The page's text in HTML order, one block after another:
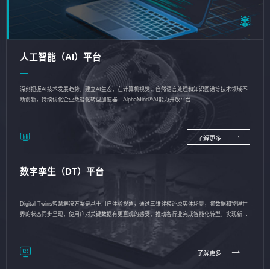
人工智能（AI）平台
深刻把握AI技术发展趋势，建立AI生态，在计算机视觉、自然语言处理和知识图谱等技术领域不
断创新，持续优化企业数智化转型加速器—AlphaMind®AI能力开放平台
了解更多
数字孪生（DT）平台
Digital Twins智慧解决方案是基于用户体验视角，通过三维建模还原实体场景，将数据和物理世
界的状态同步呈现，使用户对关键数据有更直观的感受，推动各行业完成智能化转型，实现新旧
了解更多